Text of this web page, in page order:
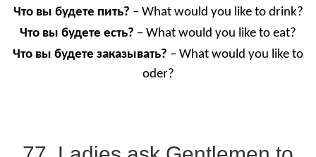
Что вы будете пить? – What would you like to drink?
Что вы будете есть? – What would you like to eat?
Что вы будете заказывать? – What would you like to
oder?